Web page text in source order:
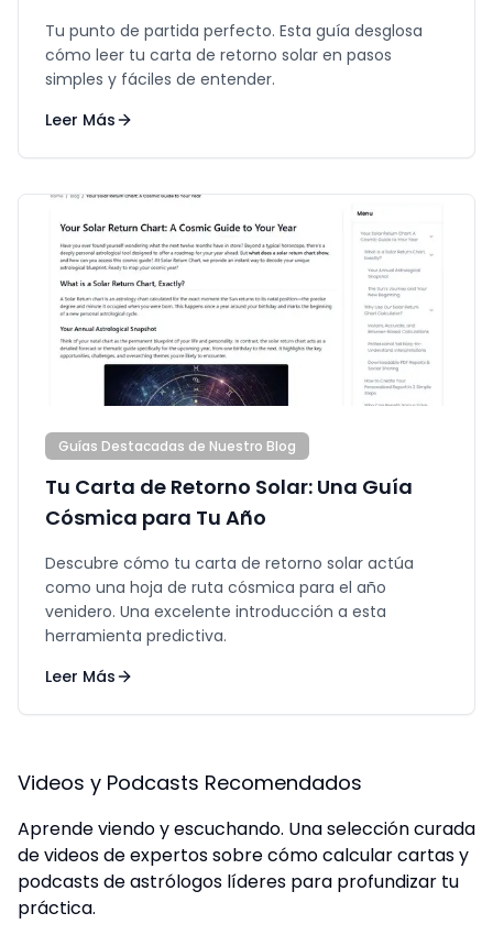
Tu punto de partida perfecto. Esta guía desglosa
cómo leer tu carta de retorno solar en pasos
simples y fáciles de entender.
Leer Más
Guías Destacadas de Nuestro Blog
Tu Carta de Retorno Solar: Una Guía
Cósmica para Tu Año
Descubre cómo tu carta de retorno solar actúa
como una hoja de ruta cósmica para el año
venidero. Una excelente introducción a esta
herramienta predictiva.
Leer Más
Videos y Podcasts Recomendados
Aprende viendo y escuchando. Una selección curada
de videos de expertos sobre cómo calcular cartas y
podcasts de astrólogos líderes para profundizar tu
práctica.